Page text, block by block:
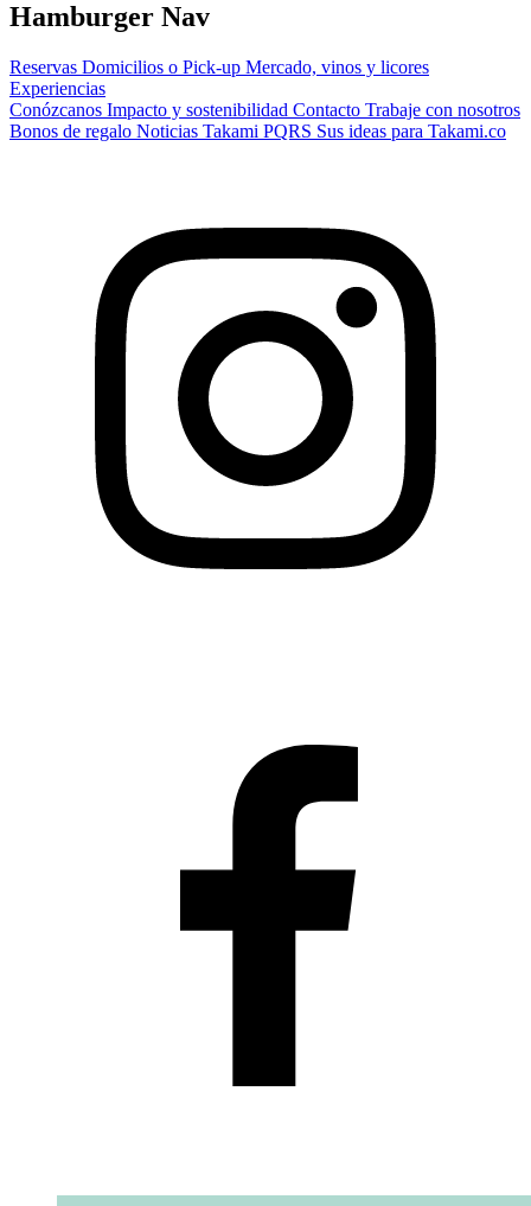
Hamburger Nav
Reservas Domicilios o Pick-up Mercado, vinos y licores
Experiencias
Conózcanos Impacto y sostenibilidad Contacto Trabaje con nosotros
Bonos de regalo Noticias Takami PQRS Sus ideas para Takami.co